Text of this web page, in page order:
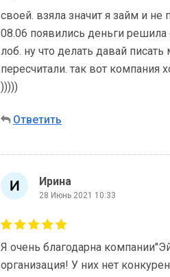
своей. взяла значит я займ и не
08.06 появились деньги
лоб. ну что делать давай
пересчитали. так вот компания
)))))
Ответить
Ирина
28 Июнь 2021 10:33
Я очень благодарна
организация! У них нет